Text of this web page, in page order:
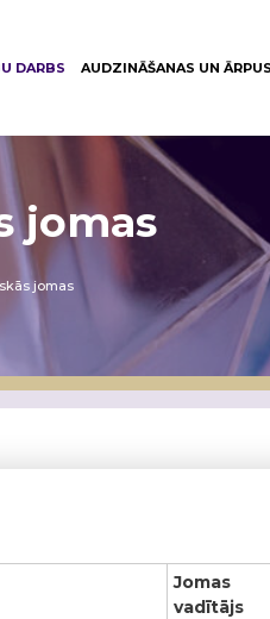
DARBS AUDZINĀŠANAS UN
jomas
jomas
Jomas
vadītājs